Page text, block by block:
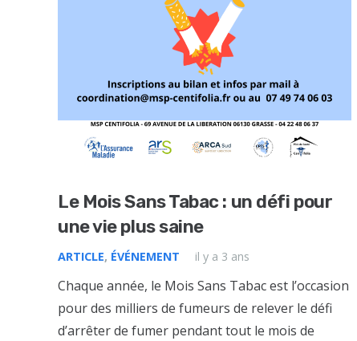
Le Mois Sans Tabac : un défi pour
une vie plus saine
ARTICLE, ÉVÉNEMENT il y a 3 ans
Chaque année, le Mois Sans Tabac est l’occasion
pour des milliers de fumeurs de relever le défi
d’arrêter de fumer pendant tout le mois de